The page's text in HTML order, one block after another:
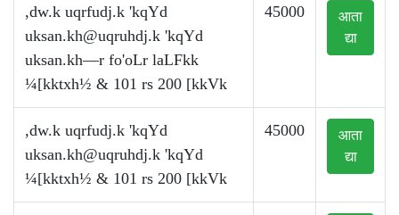
,dw.k uqrfudj.k 'kqYd
uksan.kh@uqruhdj.k 'kqYd
uksan.kh—r fo'oLr laLFkk
¼[kktxh½ & 101 rs 200 [kkVk
45000
आता
द्या
,dw.k uqrfudj.k 'kqYd
uksan.kh@uqruhdj.k 'kqYd
¼[kktxh½ & 101 rs 200 [kkVk
45000
आता
द्या